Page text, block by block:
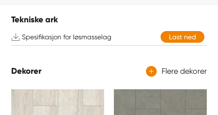
Tekniske ark
 Spesifikasjon for løsmasselag Last ned
Dekorer Flere dekorer